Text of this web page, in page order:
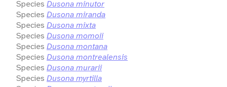
Species Dusona minutor
Species Dusona miranda
Species Dusona mixta
Species Dusona momoii
Species Dusona montana
Species Dusona montrealensis
Species Dusona murarii
Species Dusona myrtilla